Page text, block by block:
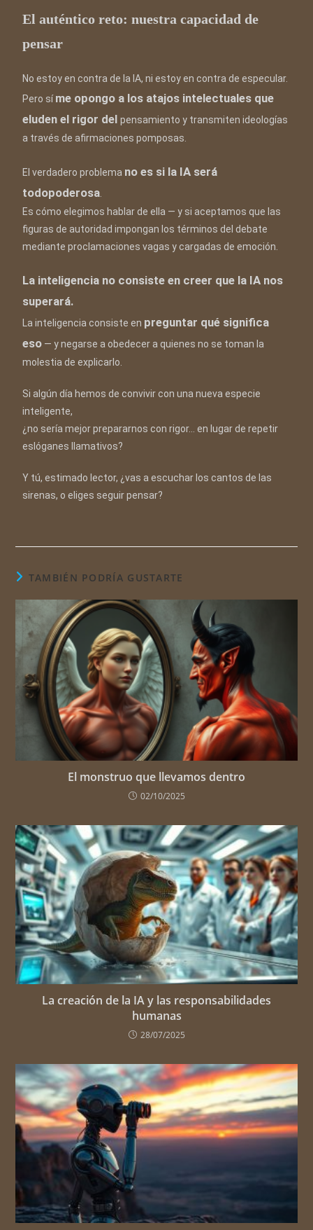
El auténtico reto: nuestra capacidad de
pensar
No estoy en contra de la IA, ni estoy en contra de especular.
Pero síme opongo a los atajos intelectuales que
eluden el rigor delpensamiento y transmiten ideologías
a través de afirmaciones pomposas.
El verdadero problema no es si la IA será
todopoderosa
Es cómo elegimos hablar de ella — y si aceptamos que las
figuras de autoridad impongan los términos del debate
mediante proclamaciones vagas y cargadas de emoción.
La inteligencia no consiste en creer que la IA nos
superará.
La inteligencia consiste en preguntar qué significa
eso — y negarse a obedecer a quienes no se toman la
molestia de explicarlo.
Si algún día hemos de convivir con una nueva especie
inteligente,
¿no sería mejor prepararnos con rigor… en lugar de repetir
eslóganes llamativos?
Y tú, estimado lector, ¿vas a escuchar los cantos de las
sirenas, o eliges seguir pensar?
TAMBIÉN PODRÍA GUSTARTE
El monstruo que llevamos dentro
02/10/2025
La creación de la IA y las responsabilidades
humanas
28/07/2025